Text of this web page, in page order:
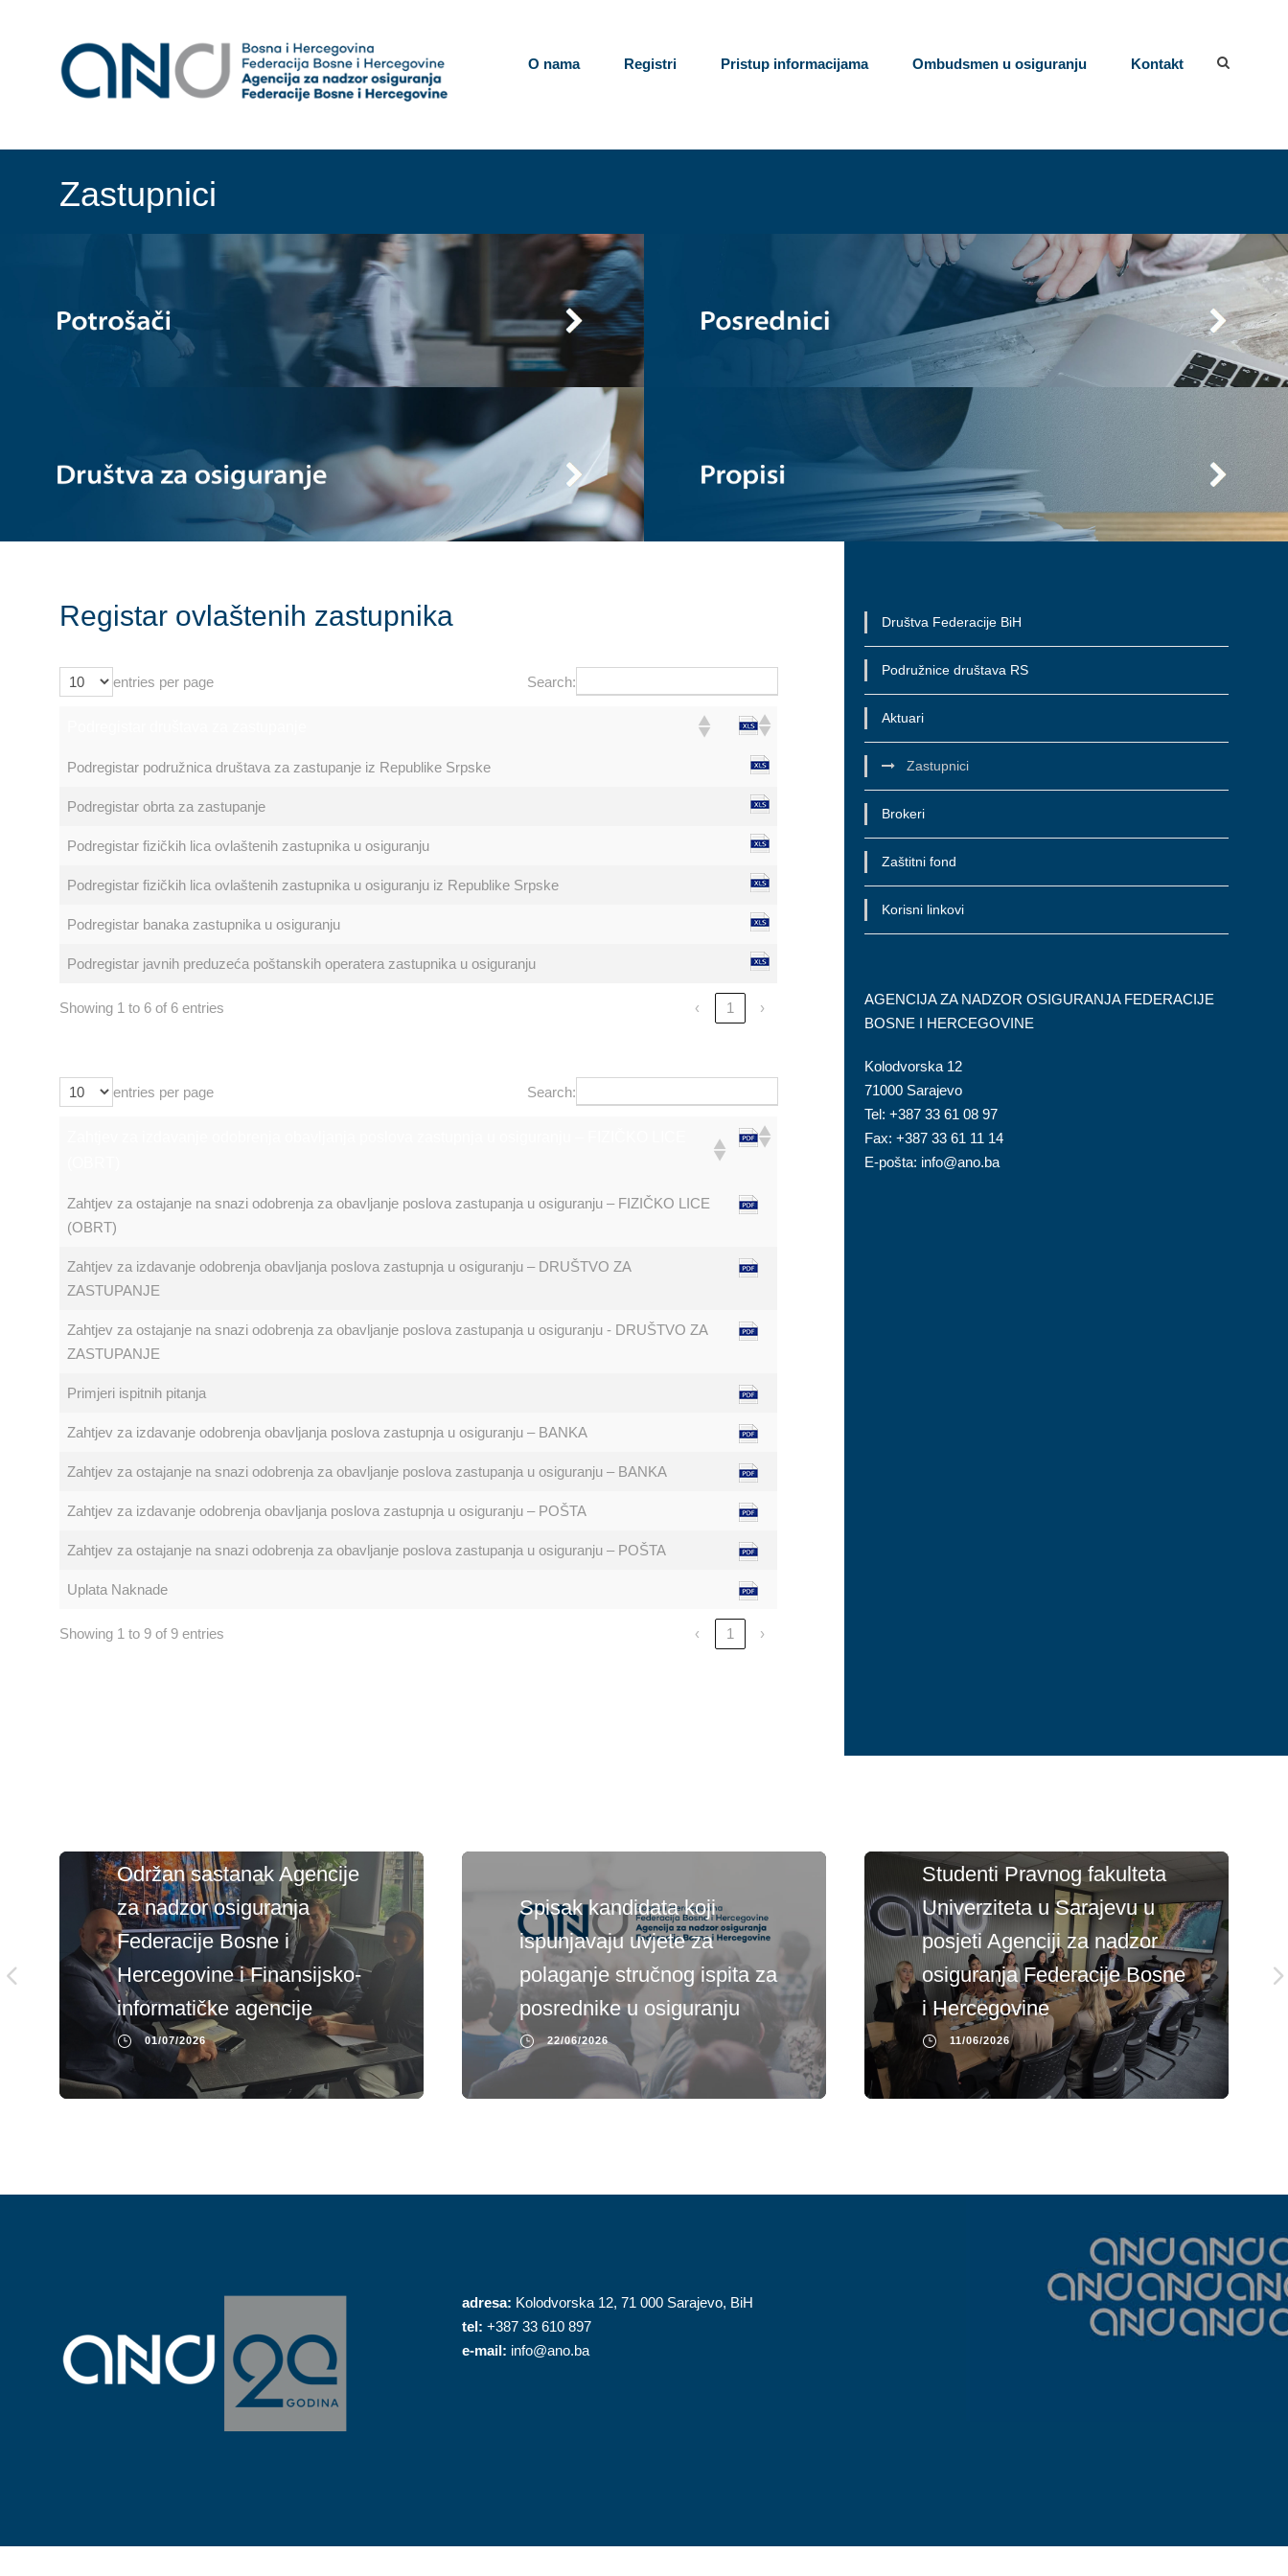
O nama Registri Pristup informacijama Ombudsmen u osiguranju Kontakt
Zastupnici
Registar ovlaštenih zastupnika
entries per page Search:
Podregistar podružnica društava za zastupanje iz Republike Srpske
Podregistar obrta za zastupanje
Podregistar fizičkih lica ovlaštenih zastupnika u osiguranju
Podregistar fizičkih lica ovlaštenih zastupnika u osiguranju iz Republike Srpske
Podregistar banaka zastupnika u osiguranju
Podregistar javnih preduzeća poštanskih operatera zastupnika u osiguranju
Showing 1 to 6 of 6 entries ‹ 1 ›
entries per page Search:
Zahtjev za ostajanje na snazi odobrenja za obavljanje poslova zastupanja u osiguranju – FIZIČKO LICE
(OBRT)
Zahtjev za izdavanje odobrenja obavljanja poslova zastupnja u osiguranju – DRUŠTVO ZA
ZASTUPANJE
Zahtjev za ostajanje na snazi odobrenja za obavljanje poslova zastupanja u osiguranju - DRUŠTVO ZA
ZASTUPANJE
Primjeri ispitnih pitanja
Zahtjev za izdavanje odobrenja obavljanja poslova zastupnja u osiguranju – BANKA
Zahtjev za ostajanje na snazi odobrenja za obavljanje poslova zastupanja u osiguranju – BANKA
Zahtjev za izdavanje odobrenja obavljanja poslova zastupnja u osiguranju – POŠTA
Zahtjev za ostajanje na snazi odobrenja za obavljanje poslova zastupanja u osiguranju – POŠTA
Uplata Naknade
Showing 1 to 9 of 9 entries ‹ 1 ›
Društva Federacije BiH
Podružnice društava RS
Aktuari
Zastupnici
Brokeri
Zaštitni fond
Korisni linkovi
AGENCIJA ZA NADZOR OSIGURANJA FEDERACIJE
BOSNE I HERCEGOVINE
Kolodvorska 12
71000 Sarajevo
Tel: +387 33 61 08 97
Fax: +387 33 61 11 14
E-pošta: info@ano.ba
Održan sastanak Agencije
za nadzor osiguranja
Federacije Bosne i
Hercegovine i Finansijsko-
informatičke agencije
01/07/2026
Spisak kandidata koji
ispunjavaju uvjete za
polaganje stručnog ispita za
posrednike u osiguranju
22/06/2026
Studenti Pravnog fakulteta
Univerziteta u Sarajevu u
posjeti Agenciji za nadzor
osiguranja Federacije Bosne
i Hercegovine
11/06/2026
adresa: Kolodvorska 12, 71 000 Sarajevo, BiH
tel: +387 33 610 897
e-mail: info@ano.ba